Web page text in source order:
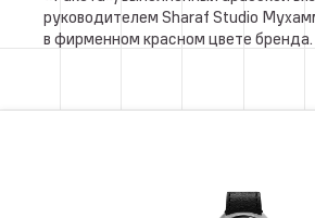
руководителем Sharaf Studio
в фирменном красном цвете бренда.